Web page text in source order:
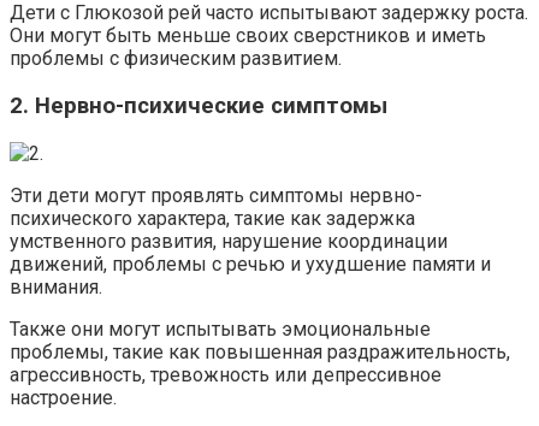
Дети с Глюкозой рей часто испытывают задержку роста.
Они могут быть меньше своих сверстников и иметь
проблемы с физическим развитием.
2. Нервно-психические симптомы
Эти дети могут проявлять симптомы нервно-
психического характера, такие как задержка
умственного развития, нарушение координации
движений, проблемы с речью и ухудшение памяти и
внимания.
Также они могут испытывать эмоциональные
проблемы, такие как повышенная раздражительность,
агрессивность, тревожность или депрессивное
настроение.